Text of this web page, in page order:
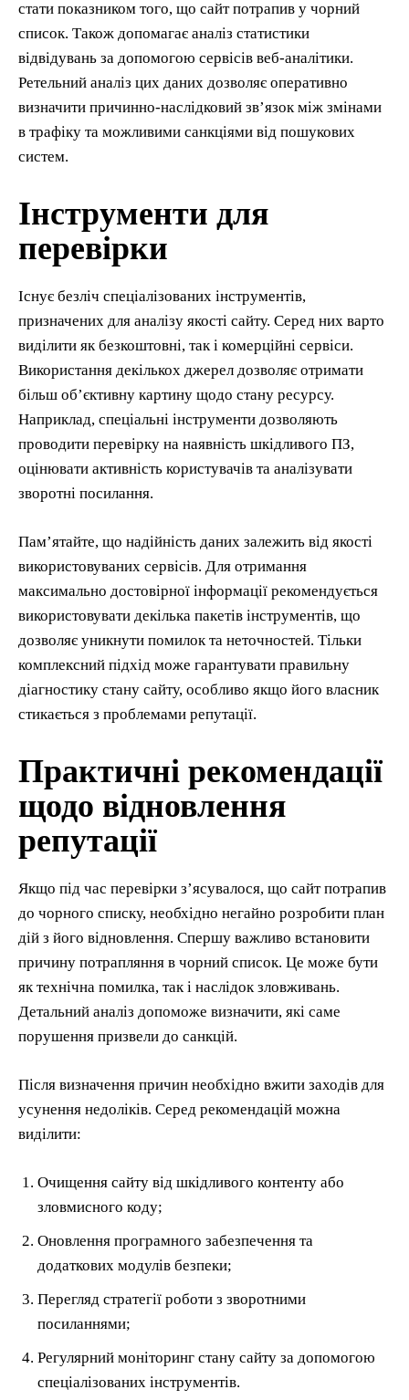
стати показником того, що сайт потрапив у чорний
список. Також допомагає аналіз статистики
відвідувань за допомогою сервісів веб-аналітики.
Ретельний аналіз цих даних дозволяє оперативно
визначити причинно-наслідковий зв’язок між змінами
в трафіку та можливими санкціями від пошукових
систем.
Інструменти для
перевірки
Існує безліч спеціалізованих інструментів,
призначених для аналізу якості сайту. Серед них варто
виділити як безкоштовні, так і комерційні сервіси.
Використання декількох джерел дозволяє отримати
більш об’єктивну картину щодо стану ресурсу.
Наприклад, спеціальні інструменти дозволяють
проводити перевірку на наявність шкідливого ПЗ,
оцінювати активність користувачів та аналізувати
зворотні посилання.
Пам’ятайте, що надійність даних залежить від якості
використовуваних сервісів. Для отримання
максимально достовірної інформації рекомендується
використовувати декілька пакетів інструментів, що
дозволяє уникнути помилок та неточностей. Тільки
комплексний підхід може гарантувати правильну
діагностику стану сайту, особливо якщо його власник
стикається з проблемами репутації.
Практичні рекомендації
щодо відновлення
репутації
Якщо під час перевірки з’ясувалося, що сайт потрапив
до чорного списку, необхідно негайно розробити план
дій з його відновлення. Спершу важливо встановити
причину потрапляння в чорний список. Це може бути
як технічна помилка, так і наслідок зловживань.
Детальний аналіз допоможе визначити, які саме
порушення призвели до санкцій.
Після визначення причин необхідно вжити заходів для
усунення недоліків. Серед рекомендацій можна
виділити:
Очищення сайту від шкідливого контенту або
зловмисного коду;
Оновлення програмного забезпечення та
додаткових модулів безпеки;
Перегляд стратегії роботи з зворотними
посиланнями;
Регулярний моніторинг стану сайту за допомогою
спеціалізованих інструментів.